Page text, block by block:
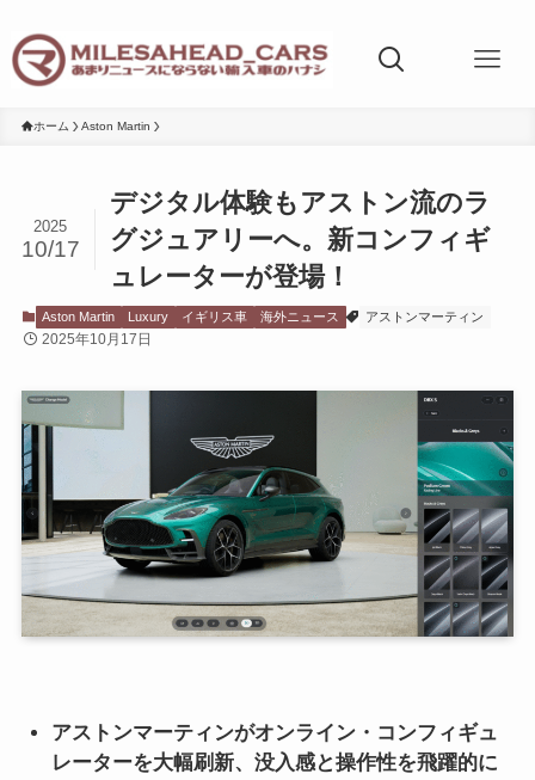
ホーム Aston Martin
デジタル体験もアストン流のラ
グジュアリーへ。新コンフィギ
ュレーターが登場！
2025
10/17
Aston Martin Luxury イギリス車 海外ニュース アストンマーティン
2025年10月17日
アストンマーティンがオンライン・コンフィギュ
レーターを大幅刷新、没入感と操作性を飛躍的に